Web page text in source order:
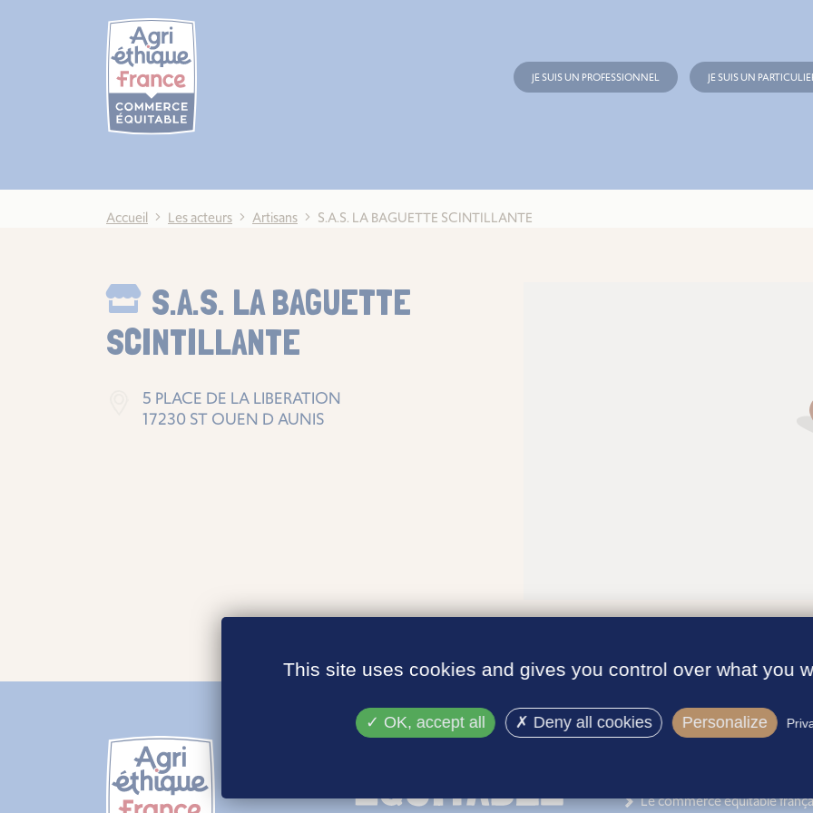
JE SUIS UN PROFESSIONNEL JE SUIS UN
Accueil Les acteurs Artisans S.A.S. LA BAGUETTE SCINTILLANTE
S.A.S. LA BAGUETTE
SCINTILLANTE
5 PLACE DE LA LIBERATION
17230 ST OUEN D AUNIS
Le commerce équitable
This site uses cookies and gives you control over what you
OK, accept all Deny all cookies Personalize